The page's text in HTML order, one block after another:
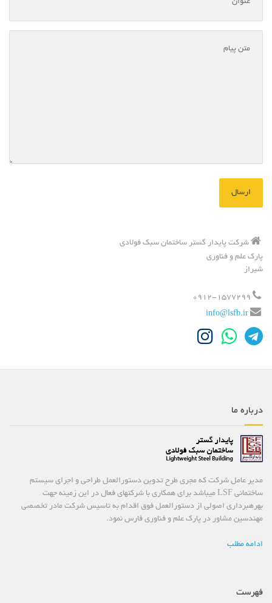
شرکت پایدار گستر ساختمان سبک فولادی
پارک علم و فناوری
شیراز
0912-1577299
info@lsfb.ir
درباره ما
مدیر عامل شرکت که مجری طرح تدوین دستورالعمل طراحی و اجرای سیستم
ساختمانی LSF میباشد برای همکاری با شرکتهای فعال در این زمینه جهت
بهرهبرداری اصولی از دستورالعمل فوق اقدام به تاسیس شرکت مادر تخصصی
مهندسین مشاور در پارک علم و فناوری فارس نمود.
ادامه مطلب
فهرست